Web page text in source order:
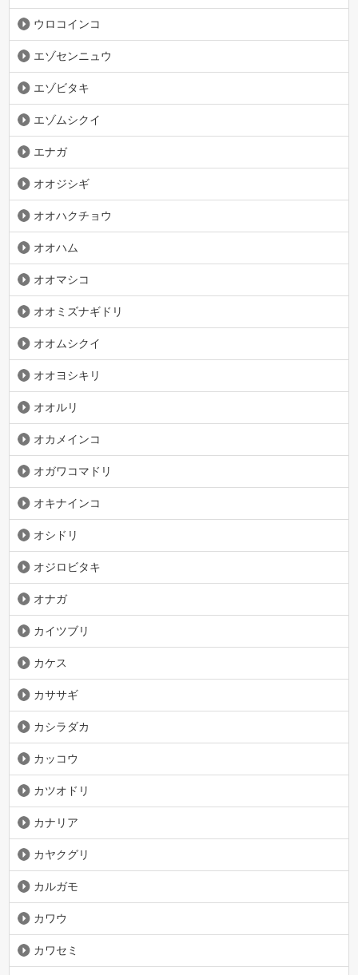
ウロコインコ
エゾセンニュウ
エゾビタキ
エゾムシクイ
エナガ
オオジシギ
オオハクチョウ
オオハム
オオマシコ
オオミズナギドリ
オオムシクイ
オオヨシキリ
オオルリ
オカメインコ
オガワコマドリ
オキナインコ
オシドリ
オジロビタキ
オナガ
カイツブリ
カケス
カササギ
カシラダカ
カッコウ
カツオドリ
カナリア
カヤクグリ
カルガモ
カワウ
カワセミ